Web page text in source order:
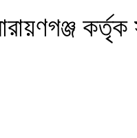
কর্তৃক